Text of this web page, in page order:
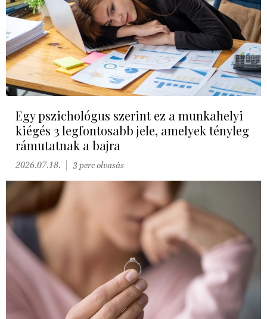
Egy pszichológus szerint ez a munkahelyi
kiégés 3 legfontosabb jele, amelyek tényleg
rámutatnak a bajra
2026.07.18. 3 perc olvasás